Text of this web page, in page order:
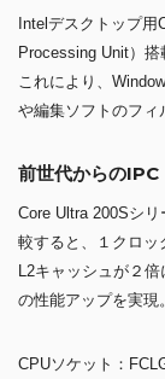
Intelデスクトップ
Processing Unit）搭
これにより、
や編集ソフトのフィ
前世代からのIPC
Core Ultra 200Sシ
較すると、１クロッ
L2キャッシュが２
の性能アップを実現。
CPUソケット：